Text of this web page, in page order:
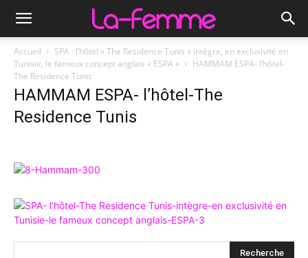
Accueil
SPA : l’hôtel « The Residence Tunis » intègre, en exclusivité en
Tunisie, le fameux concept anglais « ESPA »
HAMMAM ESPA- l’hôtel-
The Residence Tunis
HAMMAM ESPA- l’hôtel-The
Residence Tunis